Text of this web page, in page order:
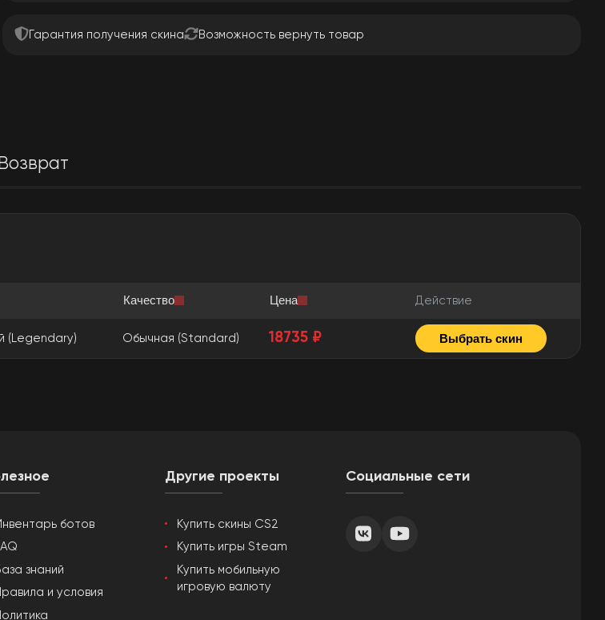
Гарантия получения скина Возможность вернуть товар
Возврат
Качество Цена Действие
(Legendary) Обычная (Standard) 18735 ₽ Выбрать скин
ботов
знаний
Правила и условия
Другие проекты
Купить скины CS2
Купить игры Steam
Купить мобильную
игровую валюту
Социальные сети